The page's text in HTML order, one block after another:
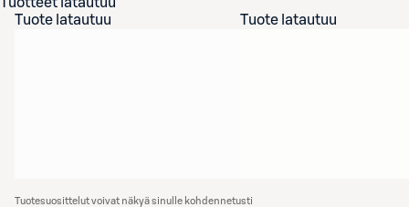
Tuote latautuu
Tuote latautuu
Tuotesuosittelut voivat näkyä sinulle kohdennetusti